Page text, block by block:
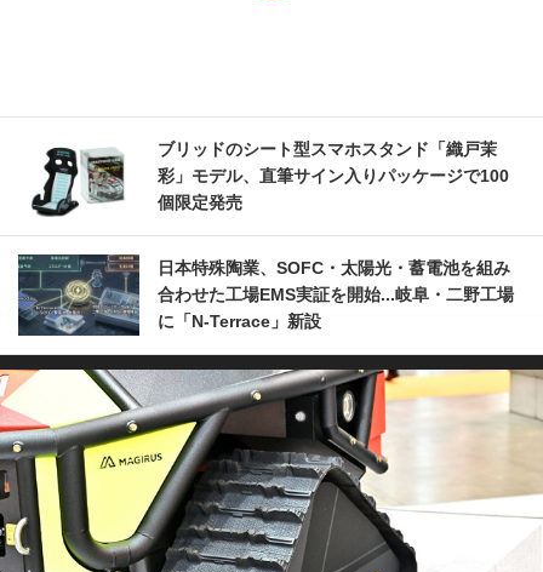
ブリッドのシート型スマホスタンド「織戸茉
彩」モデル、直筆サイン入りパッケージで100
個限定発売
日本特殊陶業、SOFC・太陽光・蓄電池を組み
合わせた工場EMS実証を開始...岐阜・二野工場
に「N-Terrace」新設